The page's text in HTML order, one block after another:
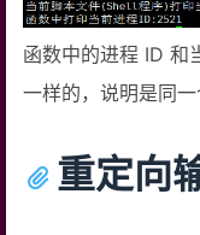
函数中的进程 ID 和
一样的，说明是同一
重定向